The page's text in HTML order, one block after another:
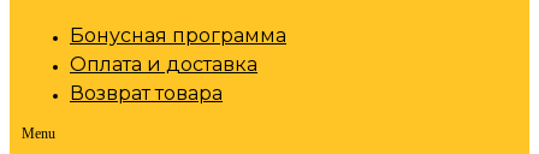
Бонусная программа
Оплата и доставка
Возврат товара
Menu